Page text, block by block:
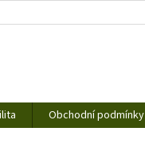
Obchodní podmínky